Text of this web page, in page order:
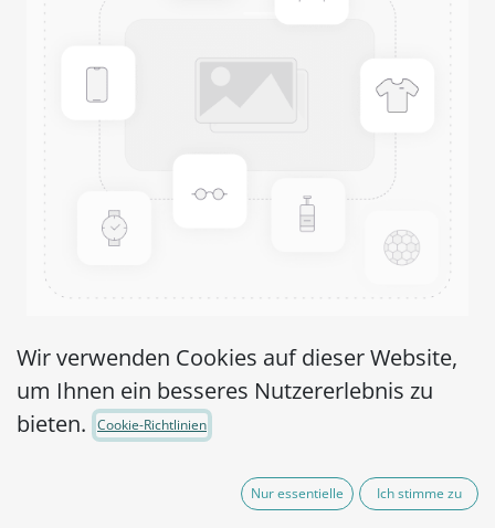
MicroPelletRTPlus
Staphylococcus aureus
subsp. aureus WDCM
00032,WDCM 00193-
Wir verwenden Cookies auf dieser Website,
um Ihnen ein besseres Nutzererlebnis zu
bieten.
Cookie-Richtlinien
Nur essentielle Ich stimme zu